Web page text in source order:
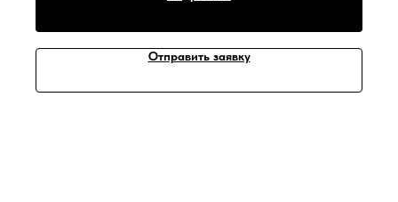
Отправить заявку